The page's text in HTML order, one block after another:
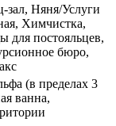
зал, Няня/Услуги
Химчистка,
для постояльцев,
бюро,
(в пределах 3
ванна,